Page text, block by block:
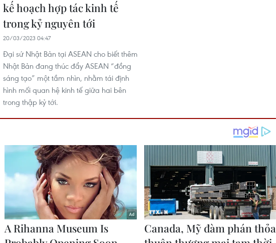
kế hoạch hợp tác kinh tế
trong kỷ nguyên tới
20/03/2023 04:47
Đại sứ Nhật Bản tại ASEAN cho biết thêm
Nhật Bản đang thúc đẩy ASEAN “đồng
sáng tạo” một tầm nhìn, nhằm tái định
hình mối quan hệ kinh tế giữa hai bên
trong thập kỷ tới.